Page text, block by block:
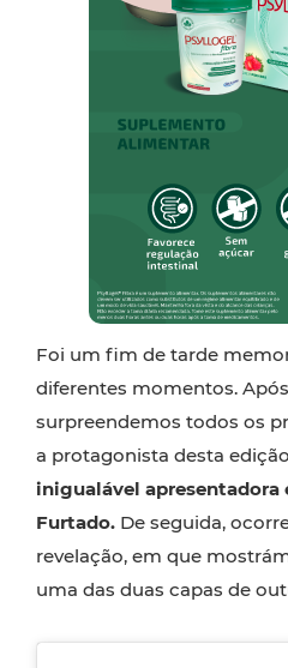
Foi um fim de tarde
diferentes momentos.
surpreendemos todos os
a protagonista desta
inigualável apresentadora
Furtado. De seguida,
revelação, em que
uma das duas capas de